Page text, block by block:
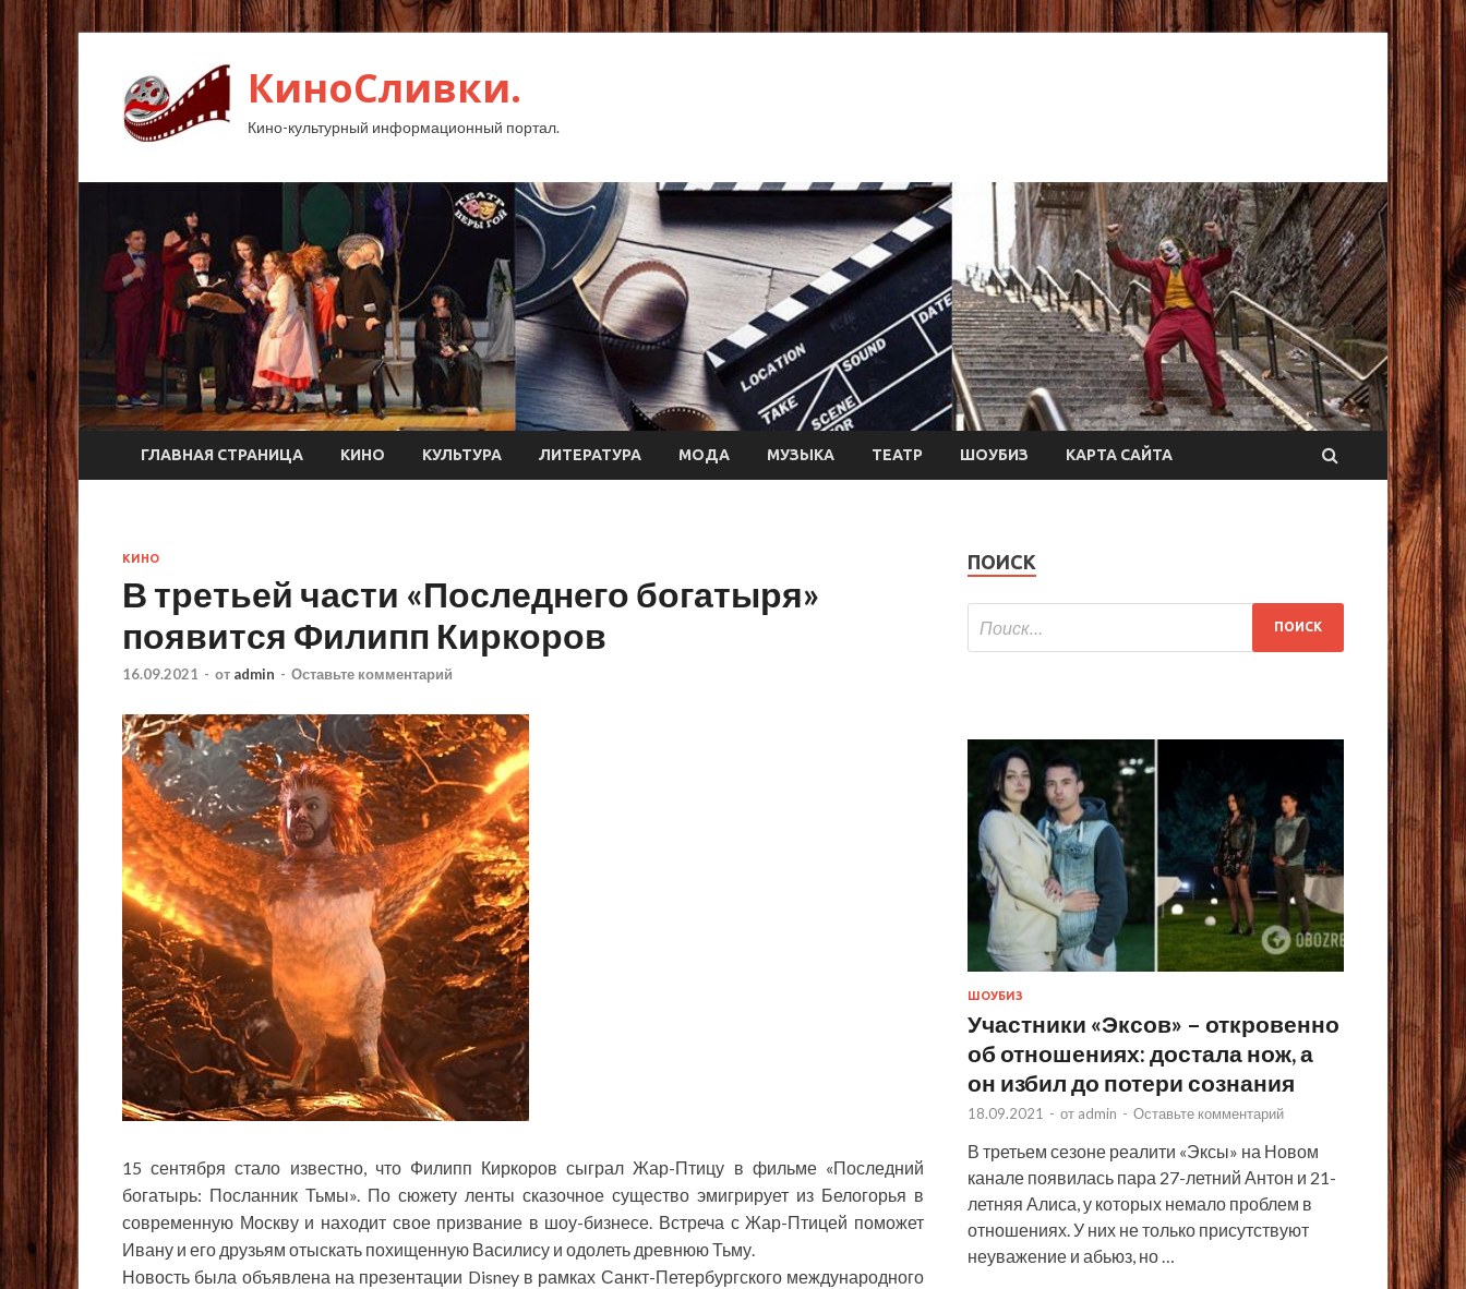
КиноСливки.
Кино-культурный информационный портал.
ГЛАВНАЯ СТРАНИЦА КИНО КУЛЬТУРА ЛИТЕРАТУРА МОДА МУЗЫКА ТЕАТР ШОУБИЗ КАРТА САЙТА
КИНО
В третьей части «Последнего богатыря»
появится Филипп Киркоров
16.09.2021 - от admin - Оставьте комментарий
15 сентября стало известно, что Филипп Киркоров сыграл Жар-Птицу в фильме «Последний
богатырь: Посланник Тьмы». По сюжету ленты сказочное существо эмигрирует из Белогорья в
современную Москву и находит свое призвание в шоу-бизнесе. Встреча с Жар-Птицей поможет
Ивану и его друзьям отыскать похищенную Василису и одолеть древнюю Тьму.
Новость была объявлена на презентации Disney в рамках Санкт-Петербургского международного
ПОИСК
ШОУБИЗ
Участники «Эксов» – откровенно
об отношениях: достала нож, а
он избил до потери сознания
18.09.2021 - от admin - Оставьте комментарий
В третьем сезоне реалити «Эксы» на Новом
канале появилась пара 27-летний Антон и 21-
летняя Алиса, у которых немало проблем в
отношениях. У них не только присутствуют
неуважение и абьюз, но …